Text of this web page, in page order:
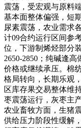
震荡，受宏观与原料
基本面整体偏强，短
尿素震荡，农业需求
计09合约运行区间参
位，下游制烯烃部分
2650-2850；纯碱逢
价格或继续承压。棉
格局转向，长期乐观
区库存果交易整体维
枣震荡运行，灰枣主
农业畜牧方面，生猪
供给压力阶段性缓解